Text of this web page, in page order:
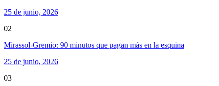
25 de junio, 2026
02
Mirassol-Gremio: 90 minutos que pagan más en la esquina
25 de junio, 2026
03